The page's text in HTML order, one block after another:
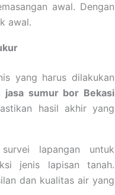
awal. Dengan
awal.
yang harus dilakukan
jasa sumur bor Bekasi
hasil akhir yang
lapangan untuk
jenis lapisan tanah.
dan kualitas air yang